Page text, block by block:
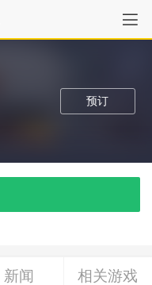
预订
新闻 相关游戏